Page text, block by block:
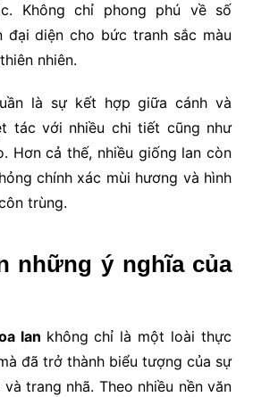
Không chỉ phong phú về số
đại diện cho bức tranh sắc màu
nhiên.
là sự kết hợp giữa cánh và
tác với nhiều chi tiết cũng như
Hơn cả thế, nhiều giống lan còn
chính xác mùi hương và hình
trùng.
những ý nghĩa của
lan không chỉ là một loài thực
đã trở thành biểu tượng của sự
trang nhã. Theo nhiều nền văn